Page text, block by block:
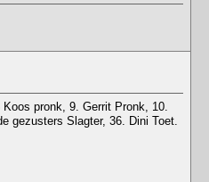
pronk, 9. Gerrit Pronk, 10.
gezusters Slagter, 36. Dini Toet.